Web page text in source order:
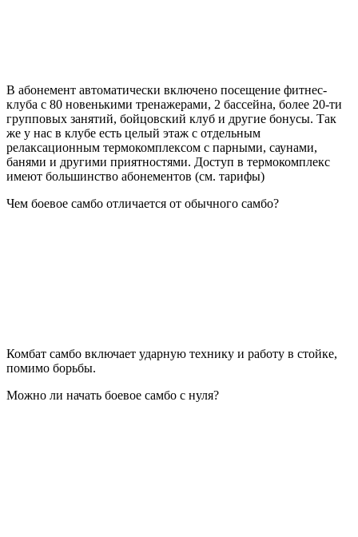
В абонемент автоматически включено посещение фитнес-
клуба с 80 новенькими тренажерами, 2 бассейна, более 20-ти
групповых занятий, бойцовский клуб и другие бонусы. Так
же у нас в клубе есть целый этаж с отдельным
релаксационным термокомплексом с парными, саунами,
банями и другими приятностями. Доступ в термокомплекс
имеют большинство абонементов (см. тарифы)
Чем боевое самбо отличается от обычного самбо?
Комбат самбо включает ударную технику и работу в стойке,
помимо борьбы.
Можно ли начать боевое самбо с нуля?